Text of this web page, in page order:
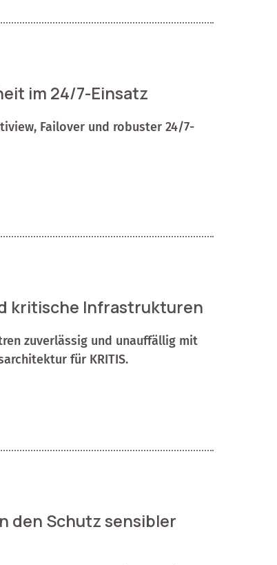
im 24/7-Einsatz
Failover und robuster 24/7-
kritische Infrastrukturen
zuverlässig und unauffällig mit
für KRITIS.
den Schutz sensibler